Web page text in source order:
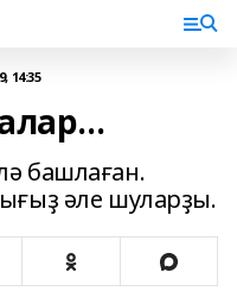
14:35
башлаған.
әле шуларҙы.